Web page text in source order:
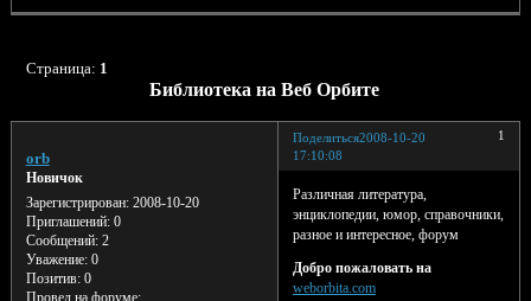
Библиотека на Веб Орбите
Страница: 1
Поделиться 1
2008-10-20
17:10:08
orb
Новичок
Зарегистрирован: 2008-10-20
Приглашений:0
Сообщений:2
Уважение: 0
Позитив: 0
Провел на форуме:
Различная литература,
энциклопедии, юмор, справочники,
разное и интересное, форум
Добро пожаловать на
weborbita.com